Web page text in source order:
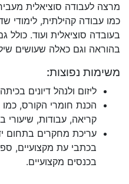
מרצה לעבודה סוציאלית
כמו עבודה קהילתית, לימודי
בעובדה סוציאלית ועוד.
בהוראה וגם כאלה שעושים
משימות נפוצות:
ליזום ולנהל דיונים
הכנת חומרי הקורס, כמו
קריאה, עבודות, שיעורי
עריכת מחקרים בתחום
בכתבי עת מקצועיים,
בכנסים מקצועיים.